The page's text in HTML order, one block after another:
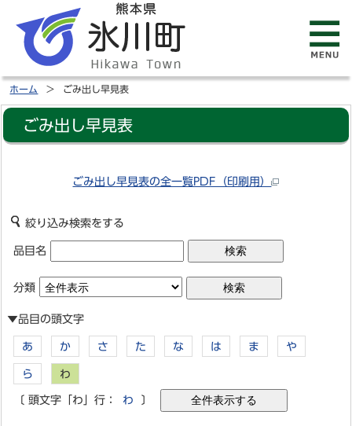
ホーム ごみ出し早見表
ごみ出し早見表
ごみ出し早見表の全一覧PDF（印刷用）
絞り込み検索をする
品目名
分類
▼品目の頭文字
あ か さ た な は ま や
ら わ
〔 頭文字「わ」行： わ 〕